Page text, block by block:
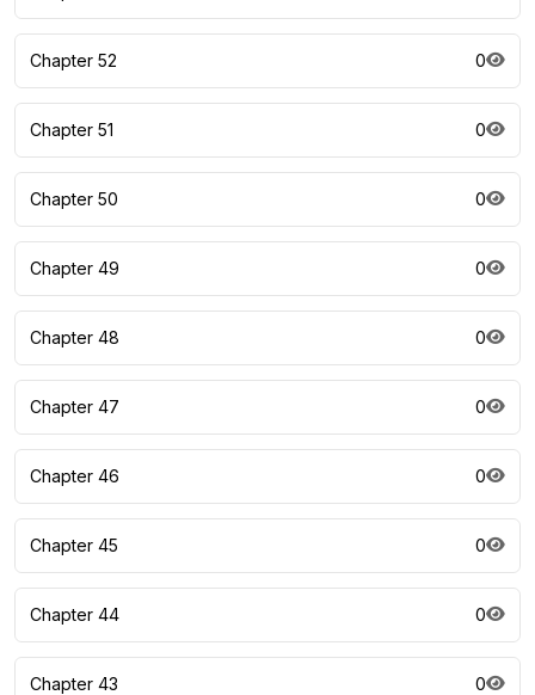
Chapter 52 0
Chapter 51 0
Chapter 50 0
Chapter 49 0
Chapter 48 0
Chapter 47 0
Chapter 46 0
Chapter 45 0
Chapter 44 0
Chapter 43 0